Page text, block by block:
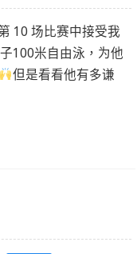
10 场比赛中接受我
100米自由泳，为他
但是看看他有多谦